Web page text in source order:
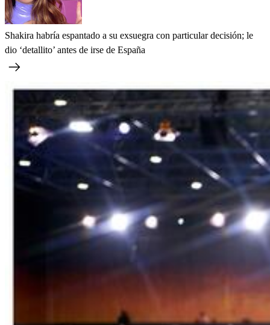
Shakira habría espantado a su exsuegra con particular decisión; le
dio ‘detallito’ antes de irse de España